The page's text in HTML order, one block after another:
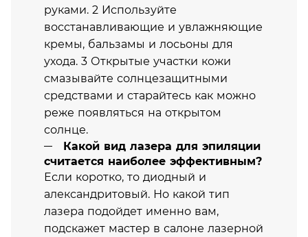
руками. 2 Используйте
восстанавливающие и увлажняющие
кремы, бальзамы и лосьоны для
ухода. 3 Открытые участки кожи
смазывайте солнцезащитными
средствами и старайтесь как можно
реже появляться на открытом
солнце.
Какой вид лазера для эпиляции
считается наиболее эффективным?
Если коротко, то диодный и
александритовый. Но какой тип
лазера подойдет именно вам,
подскажет мастер в салоне лазерной